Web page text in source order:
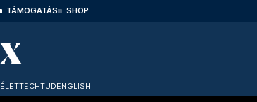
TÁMOGATÁS SHOP
ÉLETTECHTUDENGLISH